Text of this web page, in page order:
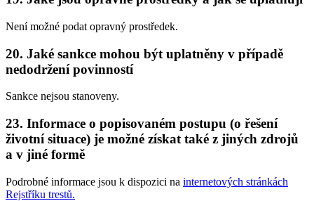
Není možné podat opravný prostředek.
20. Jaké sankce mohou být uplatněny v případě
nedodržení povinností
Sankce nejsou stanoveny.
23. Informace o popisovaném postupu (o řešení
životní situace) je možné získat také z jiných zdrojů
a v jiné formě
Podrobné informace jsou k dispozici na internetových stránkách
Rejstříku trestů.